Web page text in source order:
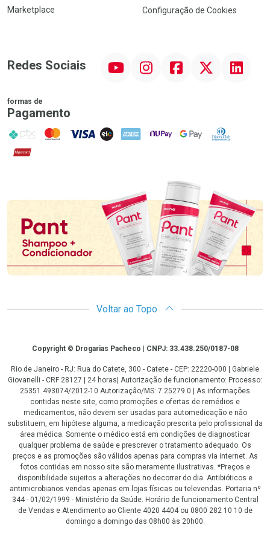
Marketplace
Configuração de Cookies
Redes Sociais InstagramFacebook Linkedin
formas de
Pagamento
PIX MasterCard
VISA ELO AMEX NuPay Google PayDiners Club
Hipercard
Promoção em Destaque
Voltar ao Topo
CopyrightCopyright © Drogarias Pacheco | CNPJ: 33.438.250/0187-08
Rio de Janeiro - RJ: Rua do Catete, 300 - Catete - CEP: 22220-000 | Gabriele
Giovanelli - CRF 28127 | 24 horas| Autorização de funcionamento: Processo:
25351.493074/2012-10 Autorização/MS: 7.25279.0 | As informações
contidas neste site, como promoções e ofertas de remédios e
medicamentos, não devem ser usadas para automedicação e não
substituem, em hipótese alguma, a medicação prescrita pelo profissional da
área médica. Somente o médico está em condições de diagnosticar
qualquer problema de saúde e prescrever o tratamento adequado. Os
preços e as promoções são válidos apenas para compras via internet. As
fotos contidas em nosso site são meramente ilustrativas. *Preços e
disponibilidade sujeitos a alterações no decorrer do dia. Antibióticos e
antimicrobianos vendas apenas em lojas físicas ou televendas. Portaria nº
344 - 01/02/1999 - Ministério da Saúde. Horário de funcionamento Central
de Vendas e Atendimento ao Cliente 4020 4404 ou 0800 282 10 10 de
domingo a domingo das 08h00 às 20h00.